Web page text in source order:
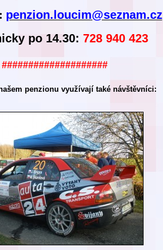
penzion.loucim@seznam.cz
po 14.30: 728 940 423
####################
penzionu využívají také návštěvníci: